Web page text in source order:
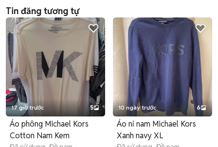
Tin đăng tương tự
17 giờ trước 5
Áo phông Michael Kors
Cotton Nam Kem
10 ngày trước 6
Áo nỉ nam Michael Kors
Xanh navy XL